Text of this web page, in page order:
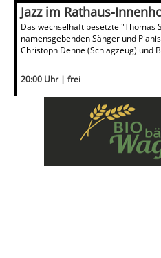
Jazz im Rathaus-
Das wechselhaft besetzte "Thomas
namensgebenden Sänger und
Christoph Dehne (Schlagzeug) und
20:00 Uhr | frei